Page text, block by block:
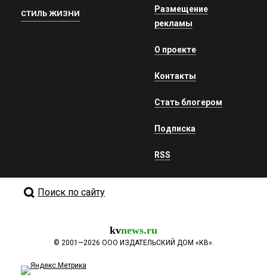
СТИЛЬ ЖИЗНИ
Размещение
рекламы
О проекте
Контакты
Стать блогером
Подписка
RSS
Поиск по сайту
kvnews.ru
© 2001—2026 ООО ИЗДАТЕЛЬСКИЙ ДОМ «КВ».